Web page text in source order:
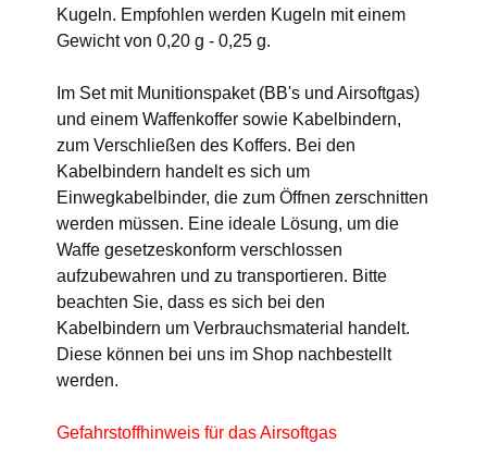
Kugeln. Empfohlen werden Kugeln mit einem
Gewicht von 0,20 g - 0,25 g.
Im Set mit Munitionspaket (BB's und Airsoftgas)
und einem Waffenkoffer sowie Kabelbindern,
zum Verschließen des Koffers. Bei den
Kabelbindern handelt es sich um
Einwegkabelbinder, die zum Öffnen zerschnitten
werden müssen. Eine ideale Lösung, um die
Waffe gesetzeskonform verschlossen
aufzubewahren und zu transportieren. Bitte
beachten Sie, dass es sich bei den
Kabelbindern um Verbrauchsmaterial handelt.
Diese können bei uns im Shop nachbestellt
werden.
Gefahrstoffhinweis für das Airsoftgas